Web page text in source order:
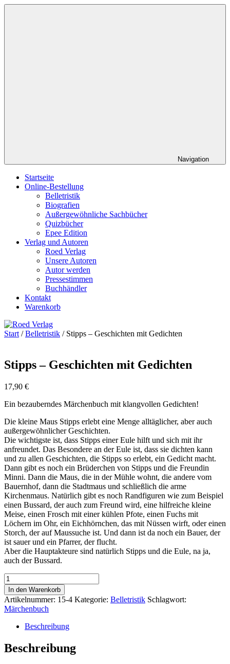
Zum
Navigation
Startseite
Online-Bestellung
Belletristik
Biografien
Außergewöhnliche Sachbücher
Quizbücher
Epee Edition
Verlag und Autoren
Roed Verlag
Unsere Autoren
Autor werden
Pressestimmen
Buchhändler
Kontakt
Warenkorb
Start /Belletristik / Stipps – Geschichten mit Gedichten
Stipps – Geschichten mit Gedichten
17,90 €
Ein bezauberndes Märchenbuch mit klangvollen Gedichten!
Die kleine Maus Stipps erlebt eine Menge alltäglicher, aber auch
außergewöhnlicher Geschichten.
Die wichtigste ist, dass Stipps einer Eule hilft und sich mit ihr
anfreundet. Das Besondere an der Eule ist, dass sie dichten kann
und zu allen Geschichten, die Stipps so erlebt, ein Gedicht macht.
Dann gibt es noch ein Brüderchen von Stipps und die Freundin
Minni. Dann die Maus, die in der Mühle wohnt, die andere vom
Bauernhof, dann die Stadtmaus und schließlich die arme
Kirchenmaus. Natürlich gibt es noch Randfiguren wie zum Beispiel
einen Bussard, der auch zum Freund wird, eine hilfreiche kleine
Meise, einen Frosch mit einer kühlen Pfote, einen Fuchs mit
Löchern im Ohr, ein Eichhörnchen, das mit Nüssen wirft, oder einen
Storch, der auf Maussuche ist. Und dann ist da noch ein Bauer, der
ist sauer und ein Pfarrer, der flucht.
Aber die Hauptakteure sind natürlich Stipps und die Eule, na ja,
auch der Bussard.
Stipps
-
Geschichten
mit
Gedichten
Menge
In den Warenkorb
Artikelnummer: 15-4 Kategorie: Belletristik Schlagwort:
Märchenbuch
Beschreibung
Beschreibung